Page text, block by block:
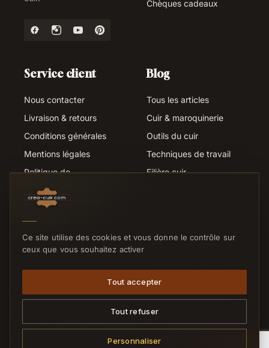
Chèques cadeaux
Service client
Nous contacter
Livraison & retours
Conditions générales
Mentions légales
Politique de
Suivi de commande
Liens utiles
Blog
Tous les articles
Cuir & maroquinerie
Outils du cuir
Techniques de travail
Filière cuir
© 2026 Crea-Cuir.com — Tous droits réservés.
Ce site utilise des cookies et vous donne le contrôle sur
ceux que vous souhaitez activer
Tout accepter
Tout refuser
Personnaliser